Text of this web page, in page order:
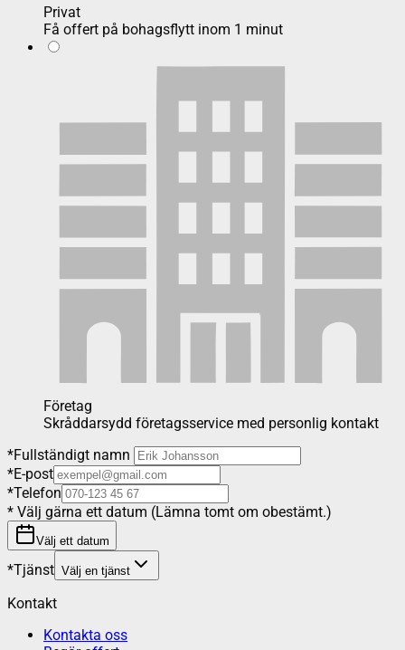
Privat
Få offert på bohagsflytt inom 1 minut
Företag
Skråddarsydd företagsservice med personlig kontakt
*Fullständigt namn
*E-post
*Telefon
* Välj gärna ett datum (Lämna tomt om obestämt.)
Välj ett datum
*Tjänst Välj en tjänst
Kontakt
Kontakta oss